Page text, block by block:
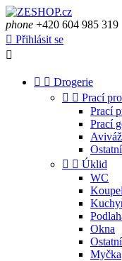
phone +420 604 985 319
 Přihlásit se

  Drogerie
  Prací
Prací
Prací
Ostatní
  Úklid
WC
Okna
Ostatní
Myčka